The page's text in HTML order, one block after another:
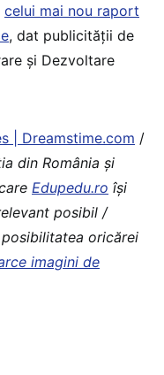
celui mai nou raport
, dat publicității de
și Dezvoltare
| Dreamstime.com /
din România şi
Edupedu.ro îşi
posibil /
oricărei
imagini de